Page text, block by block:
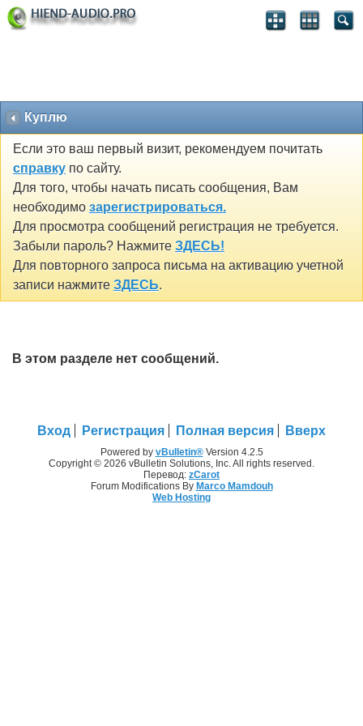
Куплю
Если это ваш первый визит, рекомендуем почитать
справку по сайту.
Для того, чтобы начать писать сообщения, Вам
необходимо зарегистрироваться.
Для просмотра сообщений регистрация не требуется.
Забыли пароль? Нажмите ЗДЕСЬ!
Для повторного запроса письма на активацию учетной
записи нажмите ЗДЕСЬ.
В этом разделе нет сообщений.
Вход Регистрация Полная версия Вверх
Powered by vBulletin®Version 4.2.5
Copyright © 2026 vBulletin Solutions, Inc. All rights reserved.
Перевод: zCarot
Forum Modifications By Marco Mamdouh
Web Hosting